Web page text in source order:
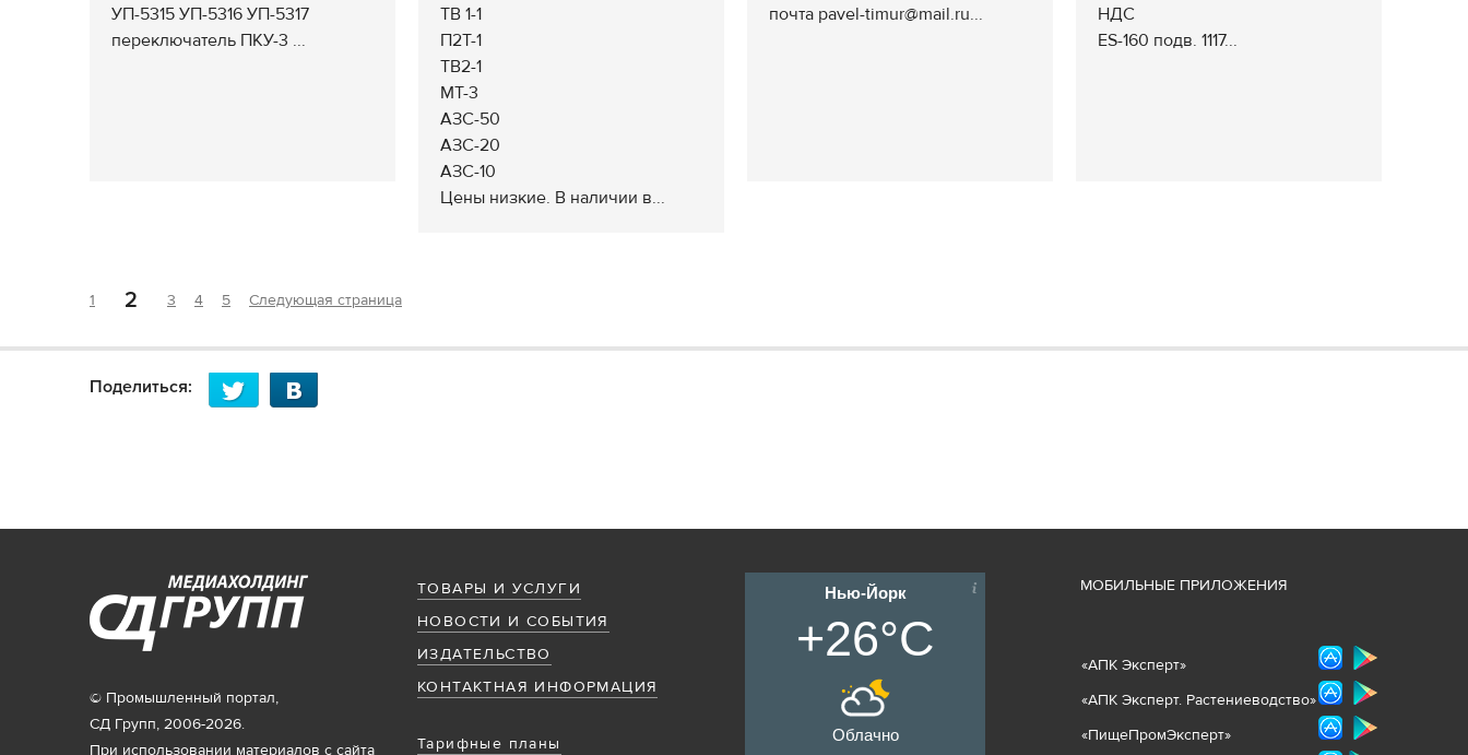
УП-5315 УП-5316 УП-5317
переключатель ПКУ-3 ...
ТВ 1-1
П2Т-1
ТВ2-1
МТ-3
АЗС-50
АЗС-20
АЗС-10
Цены низкие. В наличии в...
почта pavel-timur@mail.ru...
НДС
ES-160 подв. 1117...
1 2 3 4 5 Следующая страница
Поделиться:
ТОВАРЫ И УСЛУГИ
НОВОСТИ И СОБЫТИЯ
ИЗДАТЕЛЬСТВО
КОНТАКТНАЯ ИНФОРМАЦИЯ
Тарифные планы
© Промышленный портал,
СД Групп, 2006-2026.
При использовании материалов с сайта
Нью-Йорк
+26°C
Облачно
МОБИЛЬНЫЕ ПРИЛОЖЕНИЯ
«АПК Эксперт»
«АПК Эксперт. Растениеводство»
«ПищеПромЭксперт»